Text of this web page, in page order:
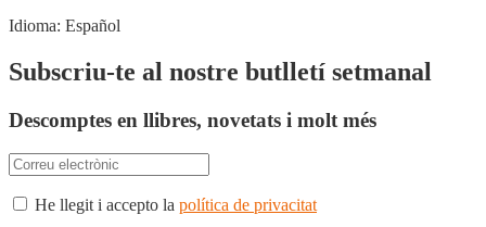
Idioma: Español
Subscriu-te al nostre butlletí setmanal
Descomptes en llibres, novetats i molt més
He llegit i accepto la política de privacitat